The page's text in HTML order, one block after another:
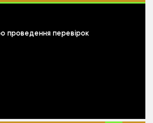
проведення перевірок